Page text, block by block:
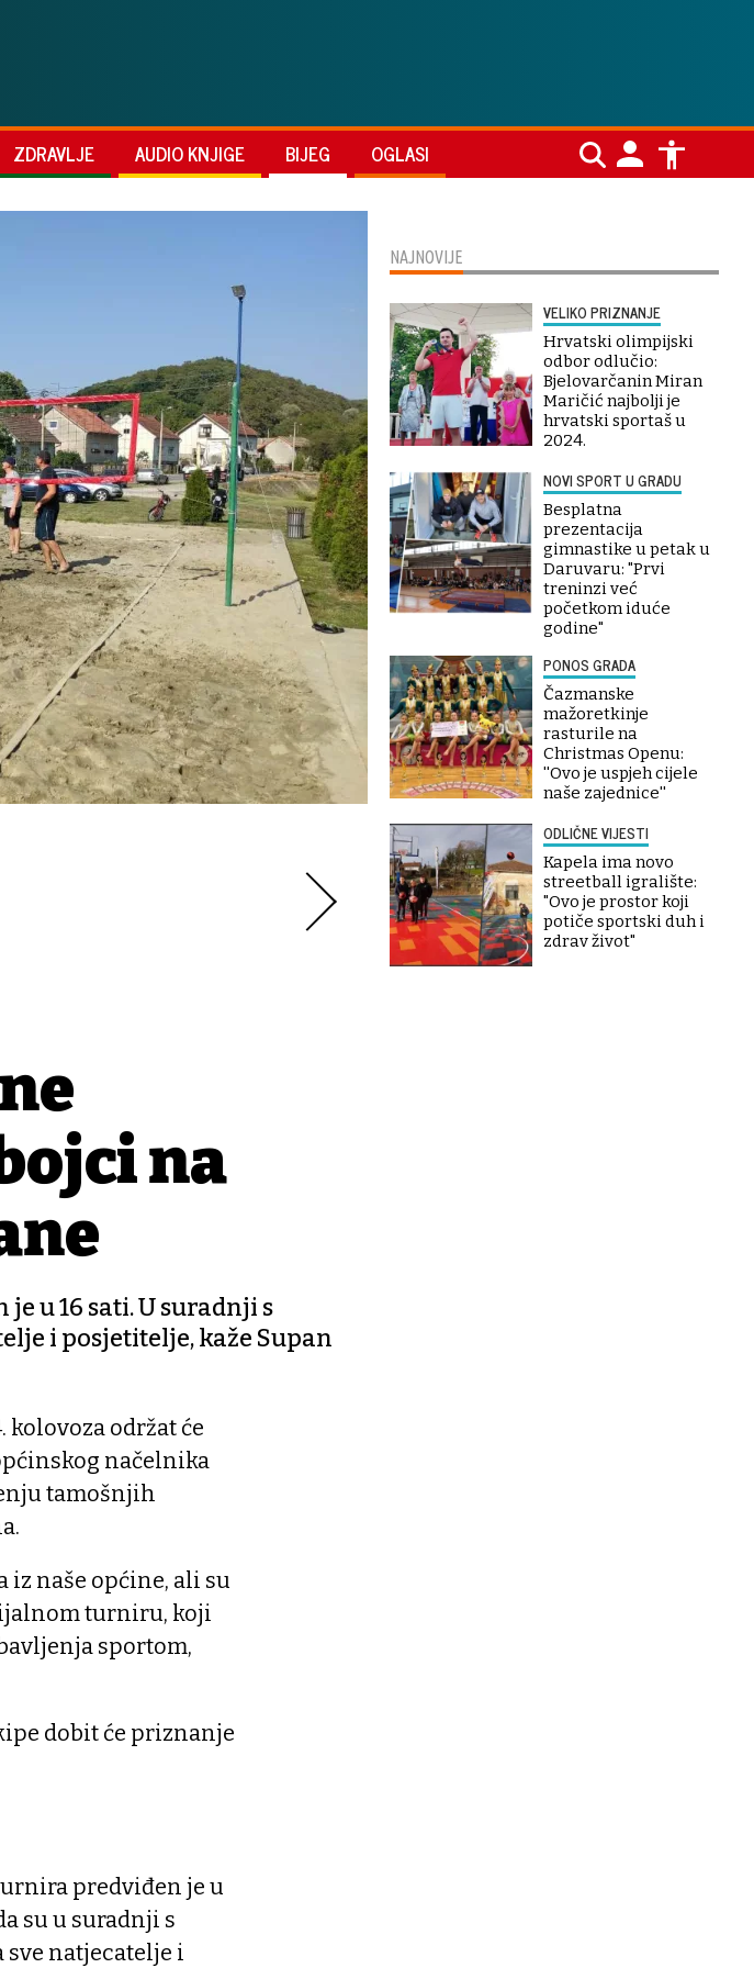
ZDRAVLJE AUDIO KNJIGE BIJEG OGLASI
na
u 16 sati. U suradnji s
i posjetitelje, kaže Supan
kolovoza održat će
načelnika
tamošnjih
naše općine, ali su
turniru, koji
sportom,
dobit će priznanje
predviđen je u
su u suradnji s
sve natjecatelje i
NAJNOVIJE
VELIKO PRIZNANJE
Hrvatski olimpijski
odbor odlučio:
Bjelovarčanin Miran
Maričić najbolji je
hrvatski sportaš u
2024.
NOVI SPORT U GRADU
Besplatna
prezentacija
gimnastike u petak u
Daruvaru: "Prvi
treninzi već
početkom iduće
godine"
PONOS GRADA
Čazmanske
mažoretkinje
rasturile na
Christmas Openu:
''Ovo je uspjeh cijele
naše zajednice''
ODLIČNE VIJESTI
Kapela ima novo
streetball igralište:
"Ovo je prostor koji
potiče sportski duh i
zdrav život"